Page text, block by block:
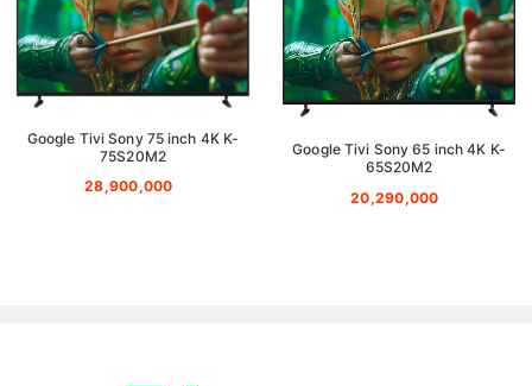
Google Tivi Sony 75 inch 4K K-
75S20M2
28,900,000
Google Tivi Sony 65 inch 4K K-
65S20M2
20,290,000